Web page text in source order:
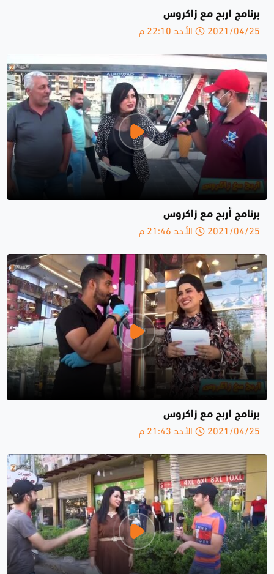
برنامج اربح مع زاكروس
2021/04/25 الأحد 22:10 م
برنامج أربح مع زاكروس
2021/04/25 الأحد 21:46 م
برنامج اربح مع زاكروس
2021/04/25 الأحد 21:43 م